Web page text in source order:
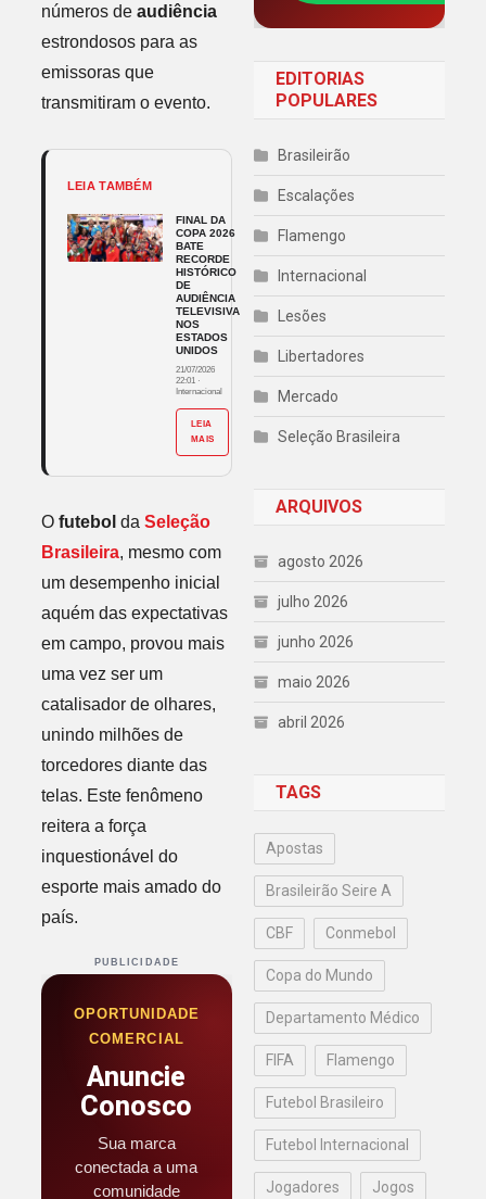
números de audiência
estrondosos para as
emissoras que
transmitiram o evento.
LEIA TAMBÉM
FINAL DA
COPA 2026
BATE
RECORDE
HISTÓRICO
DE
AUDIÊNCIA
TELEVISIVA
NOS
ESTADOS
UNIDOS
21/07/2026
22:01 ·
Internacional
LEIA
MAIS
O futebol da Seleção
Brasileira, mesmo com
um desempenho inicial
aquém das expectativas
em campo, provou mais
uma vez ser um
catalisador de olhares,
unindo milhões de
torcedores diante das
telas. Este fenômeno
reitera a força
inquestionável do
esporte mais amado do
país.
PUBLICIDADE
OPORTUNIDADE
COMERCIAL
Anuncie
Conosco
Sua marca
conectada a uma
comunidade
EDITORIAS
POPULARES
Brasileirão
Escalações
Flamengo
Internacional
Lesões
Libertadores
Mercado
Seleção Brasileira
ARQUIVOS
agosto 2026
julho 2026
junho 2026
maio 2026
abril 2026
TAGS
Apostas
Brasileirão Seire A
CBF Conmebol
Copa do Mundo
Departamento Médico
FIFA Flamengo
Futebol Brasileiro
Futebol Internacional
Jogadores Jogos